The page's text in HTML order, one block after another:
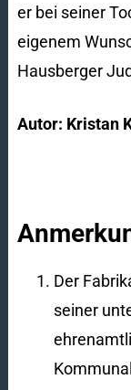
er bei seiner
eigenem
Hausberger
Autor: Kristan
Der
seiner